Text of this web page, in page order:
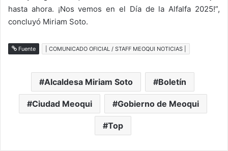
hasta ahora. ¡Nos vemos en el Día de la Alfalfa 2025!”,
concluyó Miriam Soto.
Fuente | COMUNICADO OFICIAL / STAFF MEOQUI NOTICIAS |
Alcaldesa Miriam Soto Boletín
Ciudad Meoqui Gobierno de Meoqui
Top